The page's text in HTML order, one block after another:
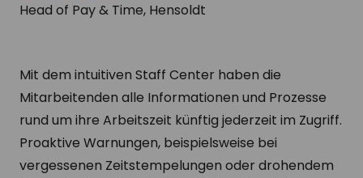
Head of Pay & Time, Hensoldt
Mit dem intuitiven Staff Center haben die
Mitarbeitenden alle Informationen und Prozesse
rund um ihre Arbeitszeit künftig jederzeit im Zugriff.
Proaktive Warnungen, beispielsweise bei
vergessenen Zeitstempelungen oder drohendem